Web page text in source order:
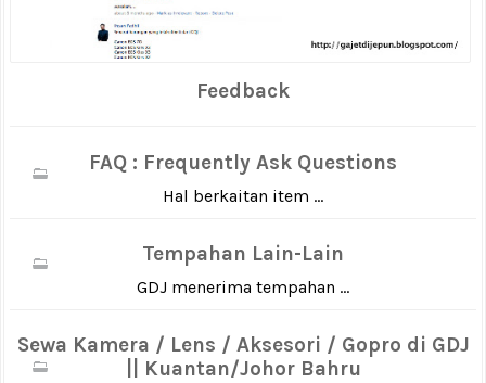
Feedback
FAQ : Frequently Ask Questions
Hal berkaitan item ...
Tempahan Lain-Lain
GDJ menerima tempahan ...
Sewa Kamera / Lens / Aksesori / Gopro di GDJ
|| Kuantan/Johor Bahru